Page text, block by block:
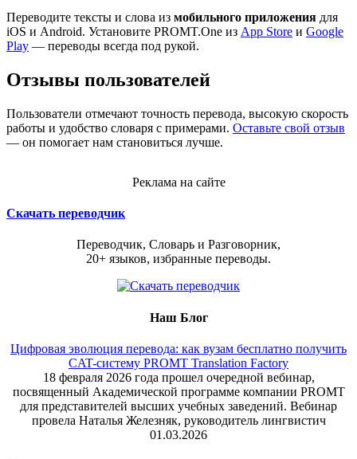
Переводите тексты и слова из мобильного приложения для
iOS и Android. Установите PROMT.One из App Store и Google
Play — переводы всегда под рукой.
Отзывы пользователей
Пользователи отмечают точность перевода, высокую скорость
работы и удобство словаря с примерами. Оставьте свой отзыв
— он помогает нам становиться лучше.
Реклама на сайте
Скачать переводчик
Переводчик, Словарь и Разговорник,
20+ языков, избранные переводы.
Наш Блог
Цифровая эволюция перевода: как вузам бесплатно получить
CAT-систему PROMT Translation Factory
18 февраля 2026 года прошел очередной вебинар,
посвященный Академической программе компании PROMT
для представителей высших учебных заведений. Вебинар
провела Наталья Железняк, руководитель лингвистич
01.03.2026